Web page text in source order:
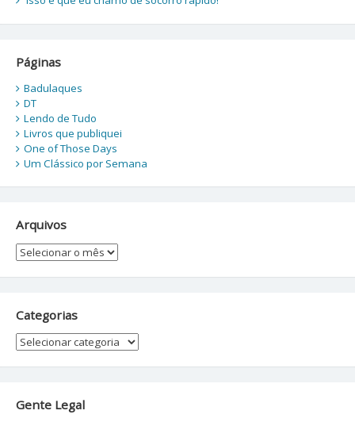
Páginas
Badulaques
DT
Lendo de Tudo
Livros que publiquei
One of Those Days
Um Clássico por Semana
Arquivos
Arquivos
Categorias
Categorias
Gente Legal